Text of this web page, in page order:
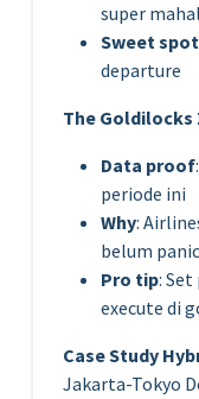
super mahal
Sweet spot
departure
The Goldilocks
Data proof
periode ini
Why:
belum
Pro tip:
execute di
Case Study
Jakarta-Tokyo